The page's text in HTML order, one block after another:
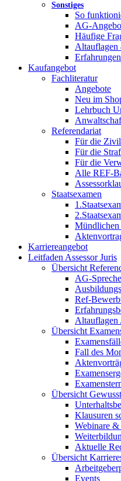
Sonstiges
So
AG-
Häufige
Altauflagen
Kaufangebot
Fachliteratur
Angebote
Neu im
Lehrbuch
Referendariat
Für die
Für die
Für die
Alle REF-
Staatsexamen
Karriereangebot
Leitfaden Assessor Juris
Übersicht
AG-
Ref-
Altauflagen
Übersicht
Fall des
Übersicht Gewusst
Klausuren
Webinare &
Aktuelle
Übersicht
Events